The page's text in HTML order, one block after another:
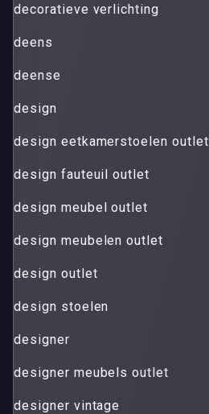
decoratieve verlichting
deens
deense
design
design eetkamerstoelen outlet
design fauteuil outlet
design meubel outlet
design meubelen outlet
design outlet
design stoelen
designer
designer meubels outlet
designer vintage